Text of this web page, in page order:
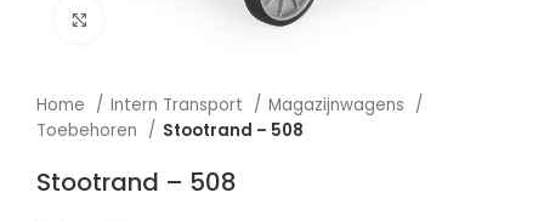
Afbeelding vergroten
Home Intern Transport
Magazijnwagens
Toebehoren
Stootrand – 508
Stootrand – 508